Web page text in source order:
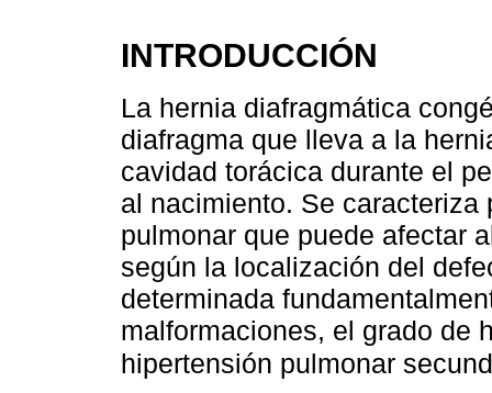
INTRODUCCIÓN
La hernia diafragmática
diafragma que lleva a la
cavidad torácica durante el
al nacimiento. Se
pulmonar que puede afectar
según la localización del
determinada
malformaciones, el grado de
hipertensión pulmonar